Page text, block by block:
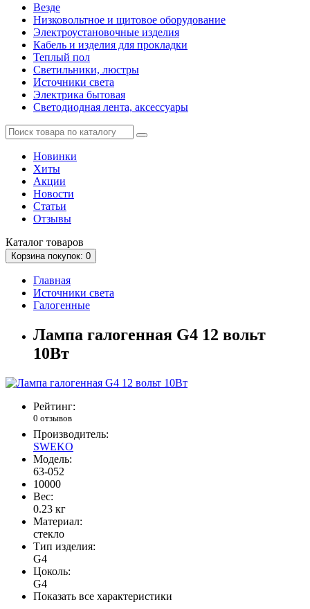
Везде
Низковольтное и щитовое оборудование
Электроустановочные изделия
Кабель и изделия для прокладки
Теплый пол
Светильники, люстры
Источники света
Электрика бытовая
Светодиодная лента, аксессуары
Новинки
Хиты
Акции
Новости
Статьи
Отзывы
Каталог товаров
Корзина покупок: 0
Главная
Источники света
Галогенные
Лампа галогенная G4 12 вольт
10Вт
Рейтинг:
0 отзывов
Производитель:
SWEKO
Модель:
63-052
10000
Вес:
0.23 кг
Материал:
стекло
Тип изделия:
G4
Цоколь:
G4
Показать все характеристики